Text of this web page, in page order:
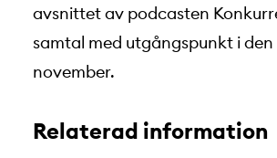
avsnittet av podcasten
samtal med utgångspunkt i
november.
Relaterad information